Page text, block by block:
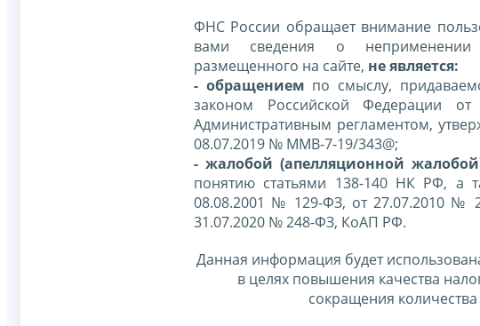
ФНС России обращает внимание
вами сведения о
размещенного на сайте, не является:
- обращением по смыслу,
законом Российской Федерации
Административным регламентом,
08.07.2019 № ММВ-7-19/343@;
- жалобой (апелляционной
понятию статьями 138-140 НК РФ, а
08.08.2001 № 129-ФЗ, от 27.07.2010 №
31.07.2020 № 248-ФЗ, КоАП РФ.
Данная информация будет
в целях повышения качества
сокращения